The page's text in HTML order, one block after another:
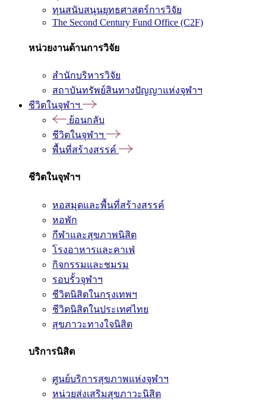
ทุนสนับสนุนยุทธศาสตร์การวิจัย
The Second Century Fund Office (C2F)
หน่วยงานด้านการวิจัย
สำนักบริหารวิจัย
สถาบันทรัพย์สินทางปัญญาแห่งจุฬาฯ
ชีวิตในจุฬาฯ
ย้อนกลับ
ชีวิตในจุฬาฯ
พื้นที่สร้างสรรค์
ชีวิตในจุฬาฯ
หอสมุดและพื้นที่สร้างสรรค์
หอพัก
กีฬาและสุขภาพนิสิต
โรงอาหารและคาเฟ่
กิจกรรมและชมรม
รอบรั้วจุฬาฯ
ชีวิตนิสิตในกรุงเทพฯ
ชีวิตนิสิตในประเทศไทย
สุขภาวะทางใจนิสิต
บริการนิสิต
ศูนย์บริการสุขภาพแห่งจุฬาฯ
หน่วยส่งเสริมสุขภาวะนิสิต